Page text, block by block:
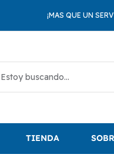
¡MAS QUE UN
TIENDA